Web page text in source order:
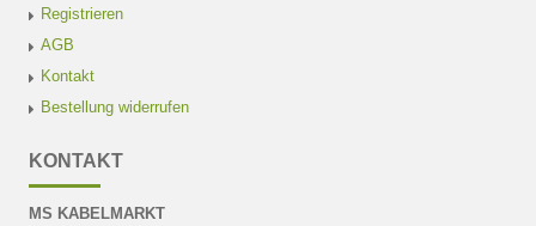
Registrieren
AGB
Kontakt
Bestellung widerrufen
KONTAKT
MS KABELMARKT